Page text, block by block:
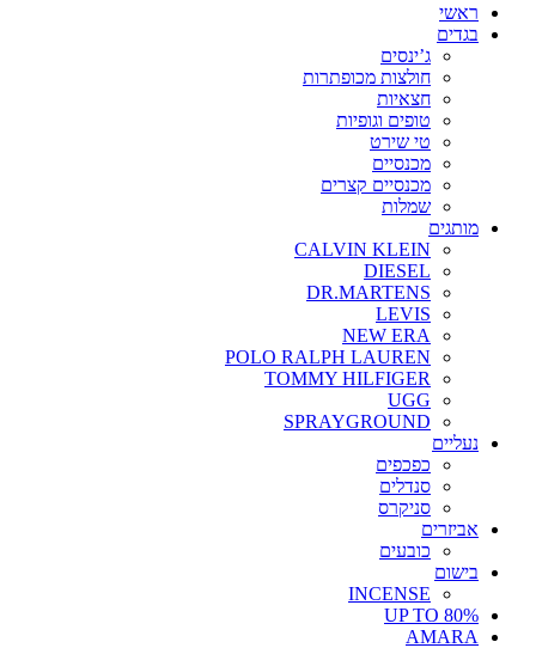
ראשי
בגדים
ג’ינסים
חולצות מכופתרות
חצאיות
טופים וגופיות
טי שירט
מכנסיים
מכנסיים קצרים
שמלות
מותגים
CALVIN KLEIN
DIESEL
DR.MARTENS
LEVIS
NEW ERA
POLO RALPH LAUREN
TOMMY HILFIGER
UGG
SPRAYGROUND
נעליים
כפכפים
סנדלים
סניקרס
אביזרים
כובעים
בישום
INCENSE
UP TO 80%
AMARA